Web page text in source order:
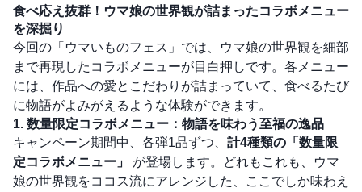
食べ応え抜群！ウマ娘の世界観が詰まったコラボメニュー
を深掘り
今回の「ウマいものフェス」では、ウマ娘の世界観を細部
まで再現したコラボメニューが目白押しです。各メニュー
には、作品への愛とこだわりが詰まっていて、食べるたび
に物語がよみがえるような体験ができます。
1. 数量限定コラボメニュー：物語を味わう至福の逸品
キャンペーン期間中、各弾1品ずつ、 計4種類の「数量限
定コラボメニュー」
が登場します。どれもこれも、ウマ
娘の世界観をココス流にアレンジした、ここでしか味わえ